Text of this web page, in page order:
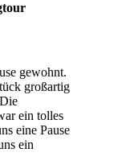
gewohnt.
großartig
ein tolles
eine Pause
ein